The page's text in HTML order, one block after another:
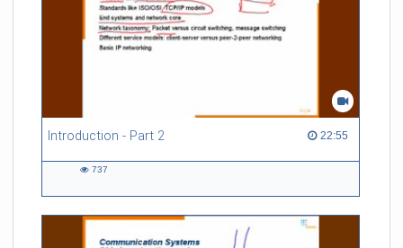
Introduction - Part 2 22:55
22:55 duration
737